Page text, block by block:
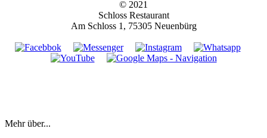
© 2021
Schloss Restaurant
Am Schloss 1, 75305 Neuenbürg
Mehr über...